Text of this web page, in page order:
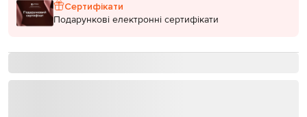
Сертифікати
Подарункові електронні сертифікати